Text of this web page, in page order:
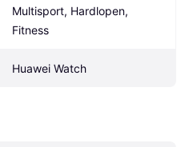
Multisport, Hardlopen,
Fitness
Huawei Watch